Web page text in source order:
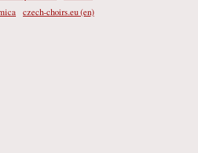
czech-choirs.eu (en)